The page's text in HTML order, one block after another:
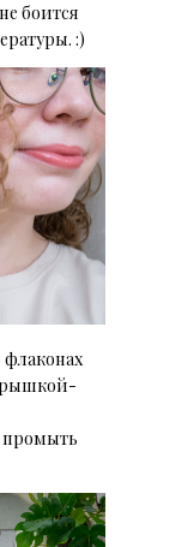
боится
:)
флаконах
промыть